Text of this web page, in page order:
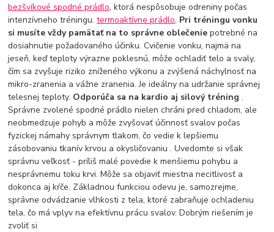
bezšvíkové spodné prádlo, ktorá nespôsobuje odreniny počas
intenzívneho tréningu.termoaktívne prádlo, Pri tréningu vonku
si musíte vždy pamätať na to správne oblečeniepotrebné na
dosiahnutie požadovaného účinku. Cvičenie vonku, najmä na
jeseň, keď teploty výrazne poklesnú, môže ochladiť telo a svaly,
čím sa zvyšuje riziko zníženého výkonu a zvýšená náchylnosť na
mikro-zranenia a vážne zranenia. Je ideálny na udržanie správnej
telesnej teploty. Odporúča sa na kardio aj silový tréning.
Správne zvolené spodné prádlo nielen chráni pred chladom, ale
neobmedzuje pohyb a môže zvyšovať účinnosť svalov počas
fyzickej námahy správnym tlakom, čo vedie k lepšiemu
zásobovaniu tkanív krvou a okysličovaniu . Uvedomte si však
správnu veľkosť - príliš malé povedie k menšiemu pohybu a
nesprávnemu toku krvi. Môže sa objaviť miestna necitlivosť a
dokonca aj kŕče. Základnou funkciou odevu je, samozrejme,
správne odvádzanie vlhkosti z tela, ktoré zabraňuje ochladeniu
tela, čo má vplyv na efektívnu prácu svalov. Dobrým riešením je
zvoliť si